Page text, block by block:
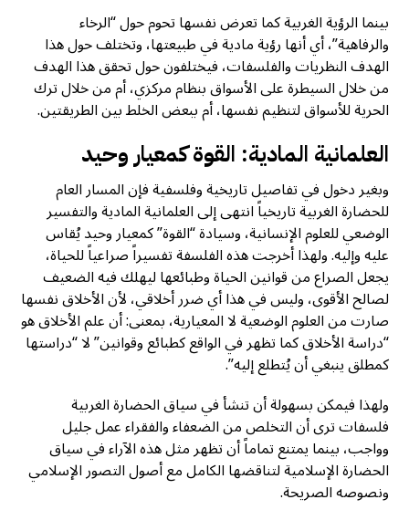
بينما الرؤية الغربية كما تعرض نفسها تحوم حول “الرخاء
والرفاهية”، أي أنها رؤية مادية في طبيعتها، وتختلف حول هذا
الهدف النظريات والفلسفات، فيختلفون حول تحقق هذا الهدف
من خلال السيطرة على الأسواق بنظام مركزي، أم من خلال ترك
الحرية للأسواق لتنظيم نفسها، أم ببعض الخلط بين الطريقتين.
العلمانية المادية: القوة كمعيار وحيد
وبغير دخول في تفاصيل تاريخية وفلسفية فإن المسار العام
للحضارة الغربية تاريخياً انتهى إلى العلمانية المادية والتفسير
الوضعي للعلوم الإنسانية، وسيادة “القوة” كمعيار وحيد يُقاس
عليه وإليه. ولهذا أخرجت هذه الفلسفة تفسيراً صراعياً للحياة،
يجعل الصراع من قوانين الحياة وطبائعها ليهلك فيه الضعيف
لصالح الأقوى، وليس في هذا أي ضرر أخلاقي، لأن الأخلاق نفسها
صارت من العلوم الوضعية لا المعيارية، بمعنى: أن علم الأخلاق هو
“دراسة الأخلاق كما تظهر في الواقع كطبائع وقوانين” لا “دراستها
كمطلق ينبغي أن يُتطلع إليه”.
ولهذا فيمكن بسهولة أن تنشأ في سياق الحضارة الغربية
فلسفات ترى أن التخلص من الضعفاء والفقراء عمل جليل
وواجب، بينما يمتنع تماماً أن تظهر مثل هذه الآراء في سياق
الحضارة الإسلامية لتناقضها الكامل مع أصول التصور الإسلامي
ونصوصه الصريحة.